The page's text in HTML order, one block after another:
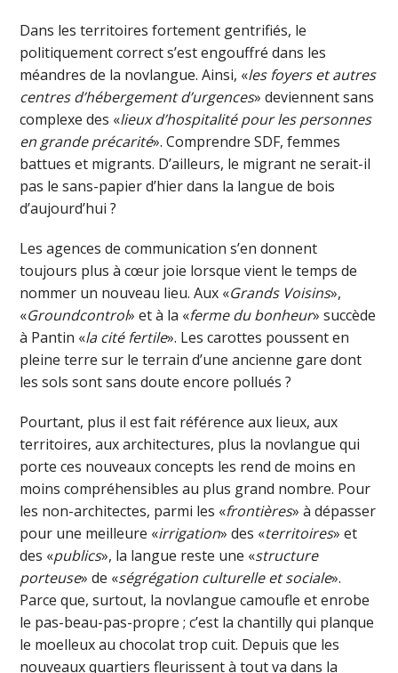
Dans les territoires fortement gentrifiés, le
politiquement correct s’est engouffré dans les
méandres de la novlangue. Ainsi, «les foyers et autres
centres d’hébergement d’urgences» deviennent sans
complexe des «lieux d’hospitalité pour les personnes
en grande précarité». Comprendre SDF, femmes
battues et migrants. D’ailleurs, le migrant ne serait-il
pas le sans-papier d’hier dans la langue de bois
d’aujourd’hui ?
Les agences de communication s’en donnent
toujours plus à cœur joie lorsque vient le temps de
nommer un nouveau lieu. Aux «Grands Voisins»,
«Groundcontrol» et à la «ferme du bonheur» succède
à Pantin «la cité fertile». Les carottes poussent en
pleine terre sur le terrain d’une ancienne gare dont
les sols sont sans doute encore pollués ?
Pourtant, plus il est fait référence aux lieux, aux
territoires, aux architectures, plus la novlangue qui
porte ces nouveaux concepts les rend de moins en
moins compréhensibles au plus grand nombre. Pour
les non-architectes, parmi les «frontières» à dépasser
pour une meilleure «irrigation» des «territoires» et
des «publics», la langue reste une «structure
porteuse» de «ségrégation culturelle et sociale».
Parce que, surtout, la novlangue camoufle et enrobe
le pas-beau-pas-propre ; c’est la chantilly qui planque
le moelleux au chocolat trop cuit. Depuis que les
nouveaux quartiers fleurissent à tout va dans la